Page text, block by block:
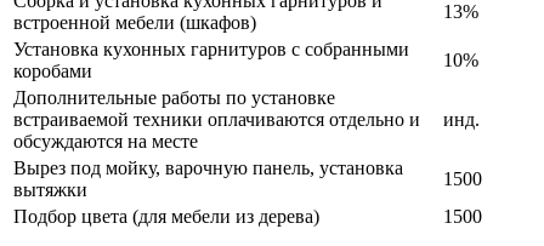
встроенной мебели (шкафов)
13%
Установка кухонных гарнитуров с собранными
коробами
10%
Дополнительные работы по установке
встраиваемой техники оплачиваются отдельно и
обсуждаются на месте
инд.
Вырез под мойку, варочную панель, установка
вытяжки
1500
Подбор цвета (для мебели из дерева)
1500